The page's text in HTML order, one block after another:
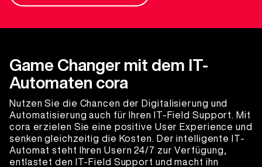
Game Changer mit dem IT-
Automaten cora
Nutzen Sie die Chancen der Digitalisierung und
Automatisierung auch für Ihren IT-Field Support. Mit
cora erzielen Sie eine positive User Experience und
senken gleichzeitig die Kosten. Der intelligente IT-
Automat steht Ihren Usern 24/7 zur Verfügung,
entlastet den IT-Field Support und macht ihn